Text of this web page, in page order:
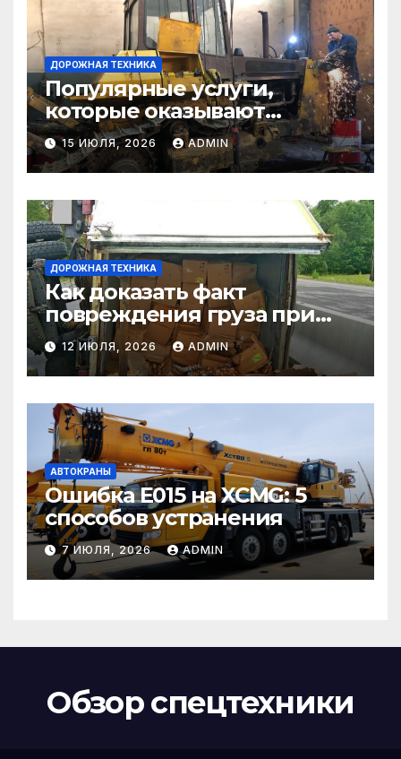
ДОРОЖНАЯ ТЕХНИКА
Популярные услуги,
которые оказывают
самосвалы в строительстве
и логистике
15 ИЮЛЯ, 2026 ADMIN
ДОРОЖНАЯ ТЕХНИКА
Как доказать факт
повреждения груза при
страховом случае
12 ИЮЛЯ, 2026 ADMIN
АВТОКРАНЫ
Ошибка E015 на XCMG: 5
способов устранения
7 ИЮЛЯ, 2026 ADMIN
Обзор спецтехники